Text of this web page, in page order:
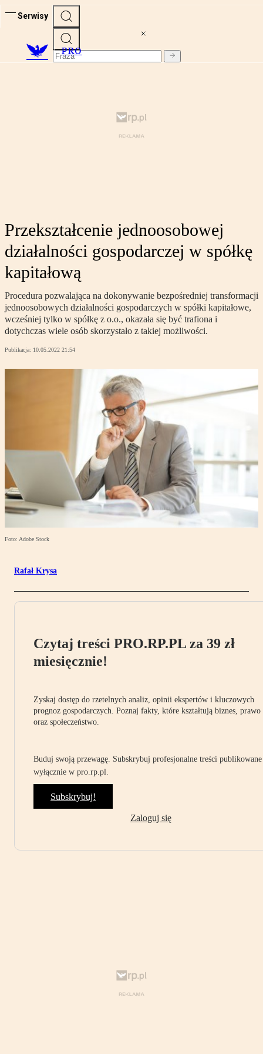
Serwisy
PRO
Przekształcenie jednoosobowej
działalności gospodarczej w spółkę
kapitałową
Procedura pozwalająca na dokonywanie bezpośredniej transformacji
jednoosobowych działalności gospodarczych w spółki kapitałowe,
wcześniej tylko w spółkę z o.o., okazała się być trafiona i
dotychczas wiele osób skorzystało z takiej możliwości.
Publikacja: 10.05.2022 21:54
Foto: Adobe Stock
Rafał Krysa
Czytaj treści PRO.RP.PL za 39 zł
miesięcznie!
Zyskaj dostęp do rzetelnych analiz, opinii ekspertów i kluczowych
prognoz gospodarczych. Poznaj fakty, które kształtują biznes, prawo
oraz społeczeństwo.
Buduj swoją przewagę. Subskrybuj profesjonalne treści publikowane
wyłącznie w pro.rp.pl.
Subskrybuj!
Zaloguj się